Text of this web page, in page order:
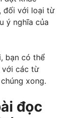
đối với loại từ
ý nghĩa của
bạn có thể
với các từ
xong.
đọc